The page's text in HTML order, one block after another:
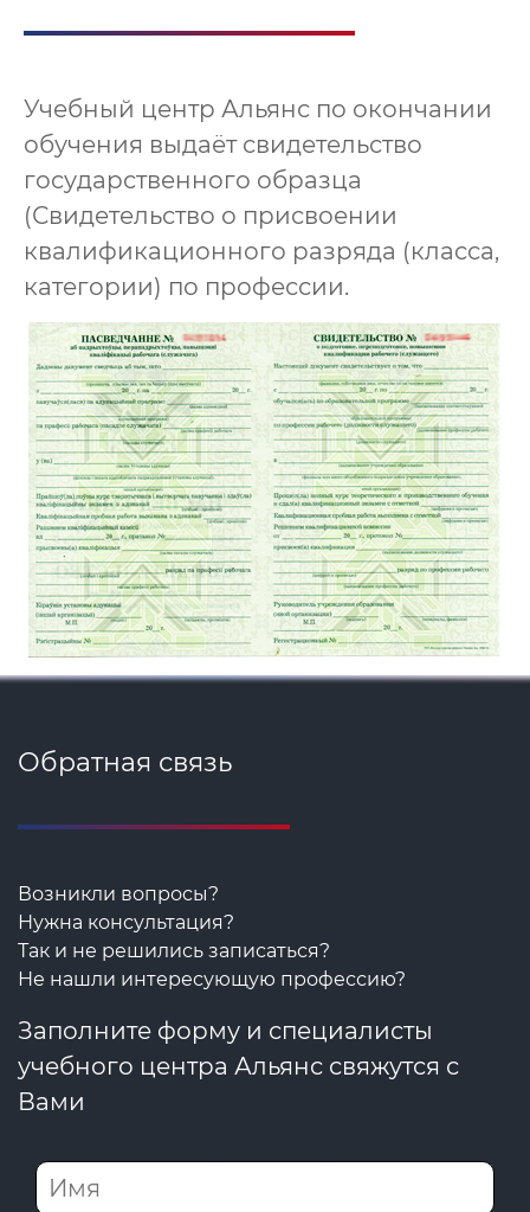
Учебный центр Альянс по окончании
обучения выдаёт свидетельство
государственного образца
(Свидетельство о присвоении
квалификационного разряда (класса,
категории) по профессии.
Обратная связь
Возникли вопросы?
Нужна консультация?
Так и не решились записаться?
Не нашли интересующую профессию?
Заполните форму и специалисты
учебного центра Альянс свяжутся с
Вами